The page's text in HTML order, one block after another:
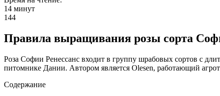
14 минут
144
Правила выращивания розы сорта
Роза Софии Ренессанс входит в группу шрабовых сортов с
питомнике Дании. Автором является Olesen, работающий
Содержание